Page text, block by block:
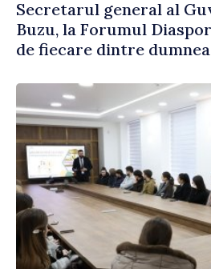
Secretarul general al
Buzu, la Forumul
de fiecare dintre